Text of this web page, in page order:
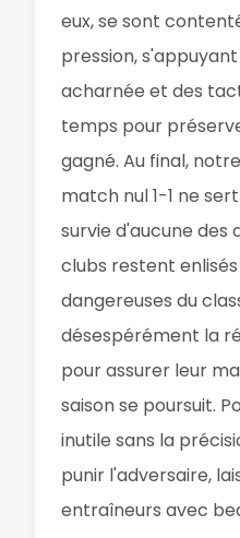
eux, se sont
pression,
acharnée et des
temps pour
gagné. Au final,
match nul 1-1 ne
survie d'aucune des
clubs restent
dangereuses du
désespérément la
pour assurer leur
saison se poursuit.
inutile sans la
punir l'adversaire,
entraîneurs avec